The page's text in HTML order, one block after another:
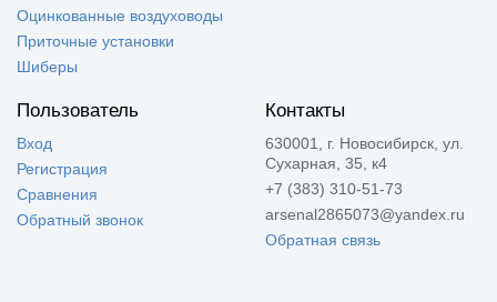
Оцинкованные воздуховоды
Приточные установки
Шиберы
Пользователь
Вход
Регистрация
Сравнения
Обратный звонок
Контакты
630001, г. Новосибирск, ул.
Сухарная, 35, к4
+7 (383) 310-51-73
arsenal2865073@yandex.ru
Обратная связь